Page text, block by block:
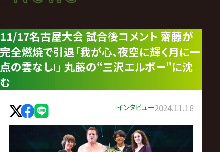
|
プ
ロ
レ
11/17名古屋大会 試合後コメント 齋藤が
完全燃焼で引退「我が心、夜空に輝く月に一
点の雲なし!」 丸藤の“三沢エルボー"に沈
む
インタビュー2024.11.18